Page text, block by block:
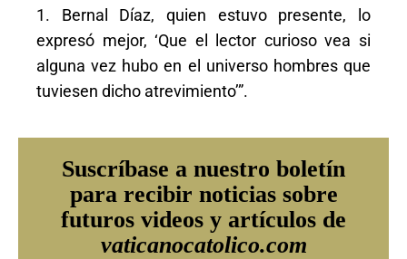
1. Bernal Díaz, quien estuvo presente, lo
expresó mejor, ‘Que el lector curioso vea si
alguna vez hubo en el universo hombres que
tuviesen dicho atrevimiento’”.
Suscríbase a nuestro boletín
para recibir noticias sobre
futuros videos y artículos de
vaticanocatolico.com